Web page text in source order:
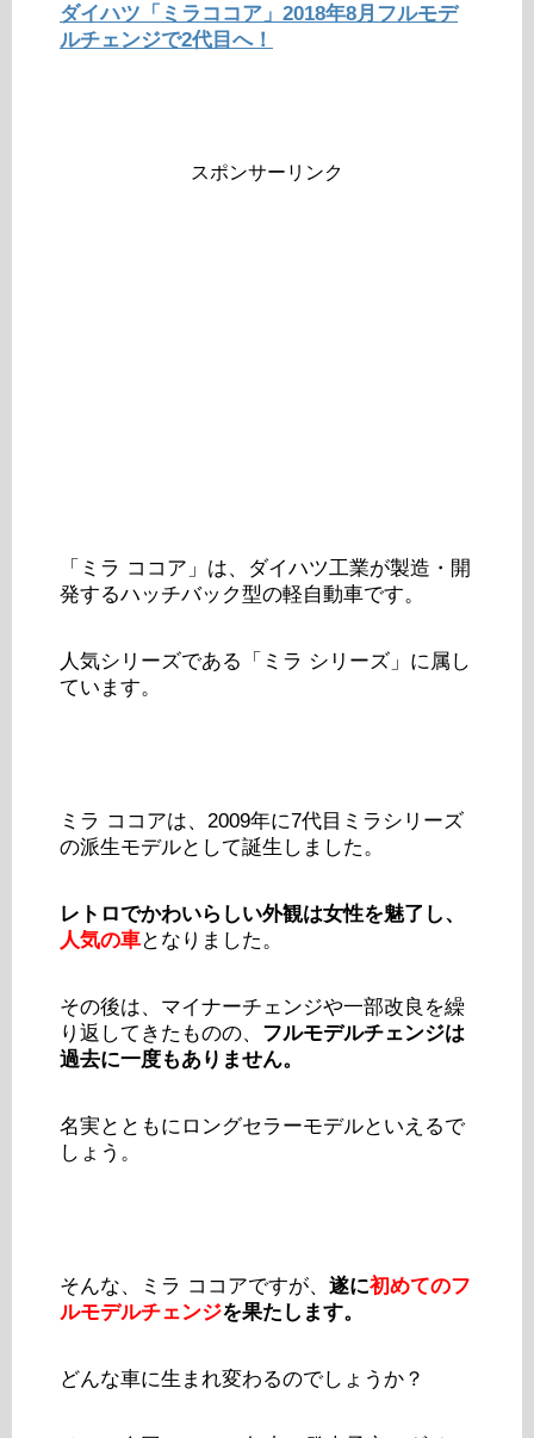
ダイハツ「ミラココア」2018年8月フルモデ
ルチェンジで2代目へ！
スポンサーリンク
「ミラ ココア」は、ダイハツ工業が製造・開
発するハッチバック型の軽自動車です。
人気シリーズである「ミラ シリーズ」に属し
ています。
ミラ ココアは、2009年に7代目ミラシリーズ
の派生モデルとして誕生しました。
レトロでかわいらしい外観は女性を魅了し、
人気の車となりました。
その後は、マイナーチェンジや一部改良を繰
り返してきたものの、 フルモデルチェンジは
過去に一度もありません。
名実とともにロングセラーモデルといえるで
しょう。
そんな、ミラ ココアですが、 遂に初めてのフ
ルモデルチェンジを果たします。
どんな車に生まれ変わるのでしょうか？